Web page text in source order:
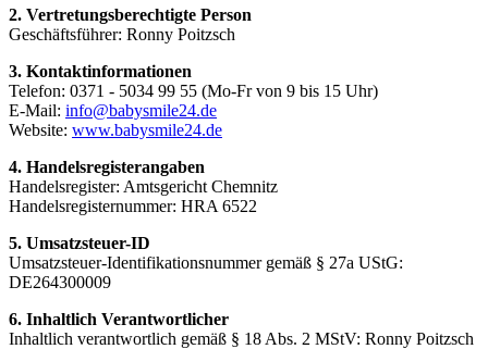
2. Vertretungsberechtigte Person
Geschäftsführer: Ronny Poitzsch
3. Kontaktinformationen
Telefon: 0371 - 5034 99 55 (Mo-Fr von 9 bis 15 Uhr)
E-Mail: info@babysmile24.de
Website: www.babysmile24.de
4. Handelsregisterangaben
Handelsregister: Amtsgericht Chemnitz
Handelsregisternummer: HRA 6522
5. Umsatzsteuer-ID
Umsatzsteuer-Identifikationsnummer gemäß § 27a UStG:
DE264300009
6. Inhaltlich Verantwortlicher
Inhaltlich verantwortlich gemäß § 18 Abs. 2 MStV: Ronny Poitzsch